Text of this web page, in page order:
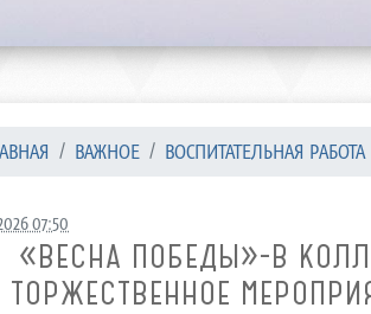
ВАЖНОЕ ВОСПИТАТЕЛЬНАЯ РАБОТА
07:50
«ВЕСНА ПОБЕДЫ»-В
ТОРЖЕСТВЕННОЕ